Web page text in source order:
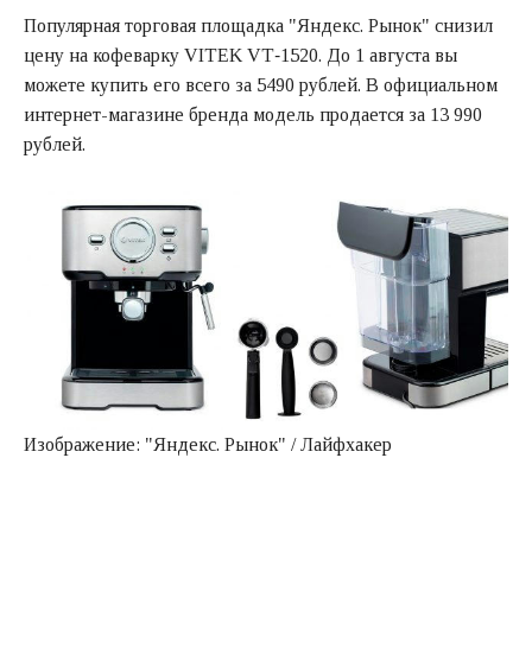
Популярная торговая площадка "Яндекс. Рынок" снизил
цену на кофеварку VITEK VT‑1520. До 1 августа вы
можете купить его всего за 5490 рублей. В официальном
интернет-магазине бренда модель продается за 13 990
рублей.
Изображение: "Яндекс. Рынок" / Лайфхакер